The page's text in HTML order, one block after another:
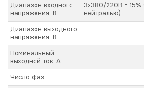
Диапазон входного
напряжения, В
3х380/220В ± 15%
нейтралью)
Диапазон выходного
напряжения, В
Номинальный
выходной ток, А
Число фаз